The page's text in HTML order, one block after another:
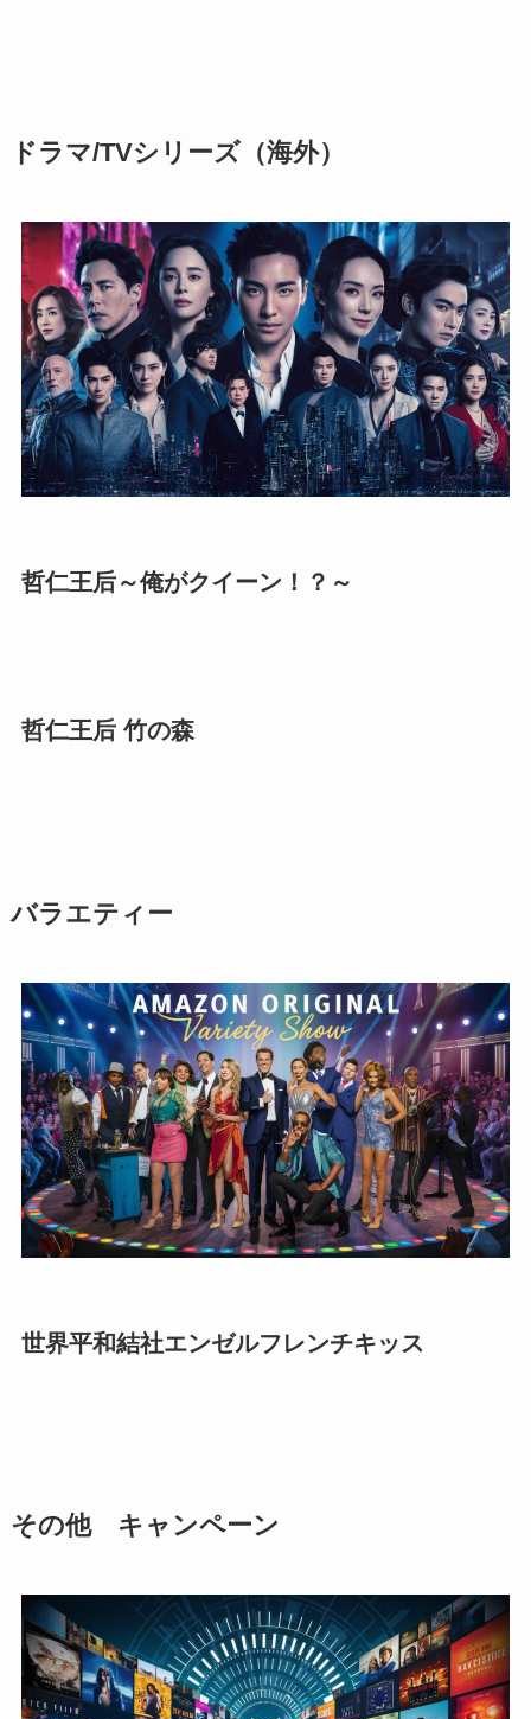
ドラマ/TVシリーズ（海外）
哲仁王后～俺がクイーン！？～
哲仁王后 竹の森
バラエティー
世界平和結社エンゼルフレンチキッス
その他 キャンペーン